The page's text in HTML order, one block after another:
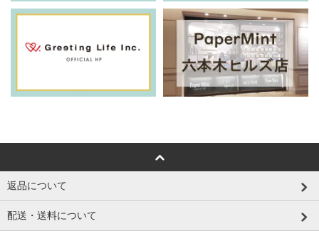
返品について
配送・送料について